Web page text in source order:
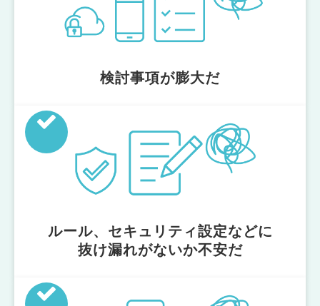
検討事項が膨大だ
ルール、セキュリティ設定などに
抜け漏れがないか不安だ